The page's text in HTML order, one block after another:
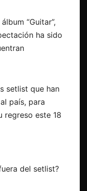
“Guitar”,
ha sido
setlist que han
país, para
regreso este 18
del setlist?